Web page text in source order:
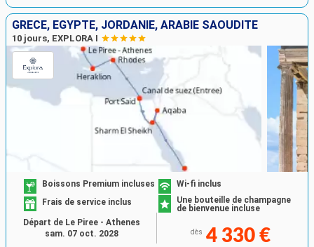
GRÈCE, EGYPTE, JORDANIE, ARABIE SAOUDITE
10 jours, EXPLORA I
Boissons Premium incluses
Wi-fi inclus
Frais de service inclus
Une bouteille de champagne
de bienvenue incluse
dès 4 330 €
Départ de Le Piree - Athenes
sam. 07 oct. 2028